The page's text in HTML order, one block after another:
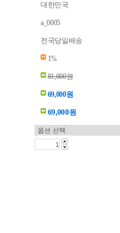
대한민국
a_0005
전국당일배송
1%
81,000원
69,000원
69,000원